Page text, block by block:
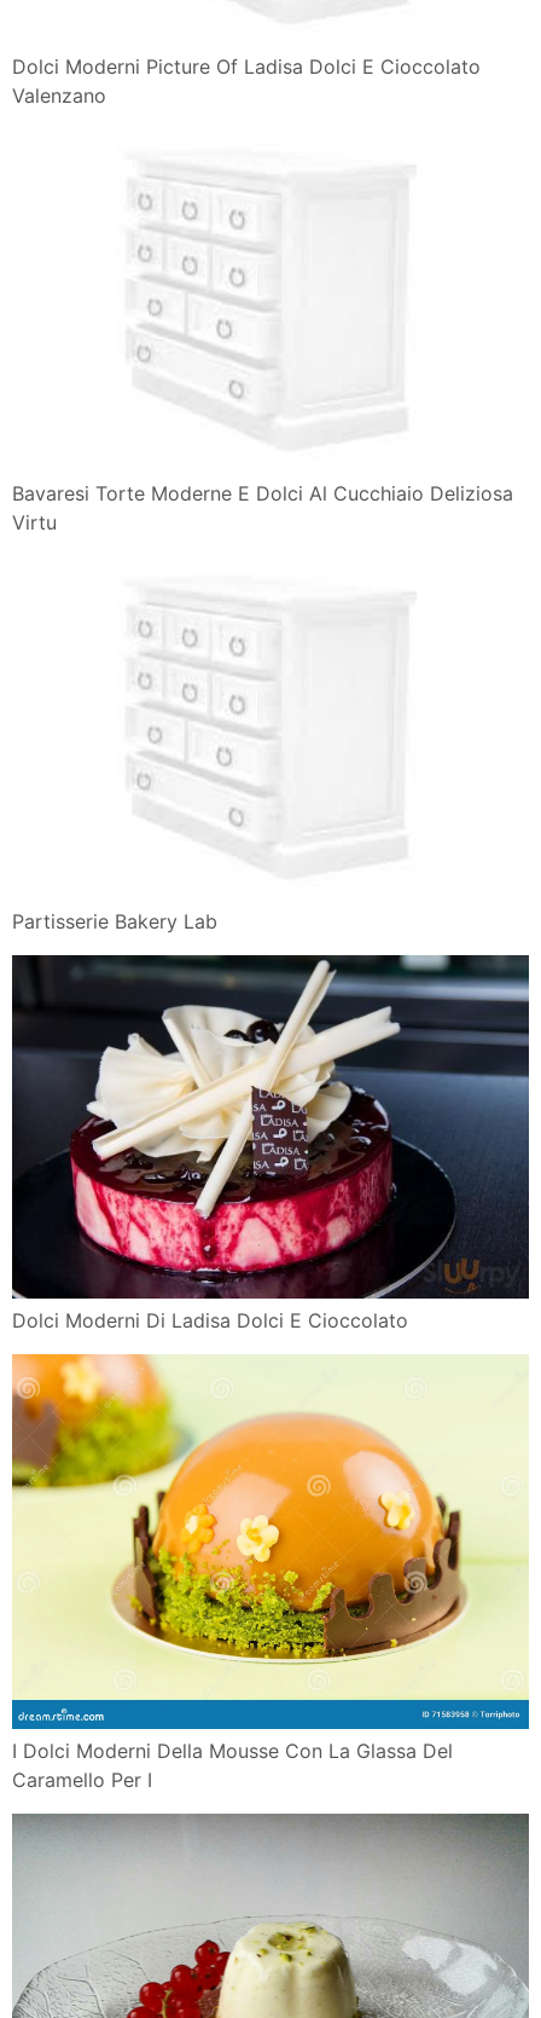
Dolci Moderni Picture Of Ladisa Dolci E Cioccolato
Valenzano
Bavaresi Torte Moderne E Dolci Al Cucchiaio Deliziosa
Virtu
Partisserie Bakery Lab
Dolci Moderni Di Ladisa Dolci E Cioccolato
I Dolci Moderni Della Mousse Con La Glassa Del
Caramello Per I